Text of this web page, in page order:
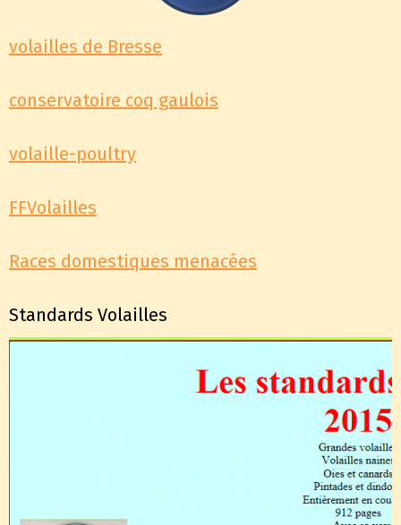
volailles de Bresse
conservatoire coq gaulois
volaille-poultry
FFVolailles
Races domestiques menacées
Standards Volailles